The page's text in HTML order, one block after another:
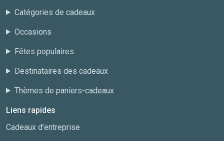
Catégories de cadeaux
Occasions
Fêtes populaires
Destinataires des cadeaux
Thèmes de paniers-cadeaux
Liens rapides
Cadeaux d’entreprise